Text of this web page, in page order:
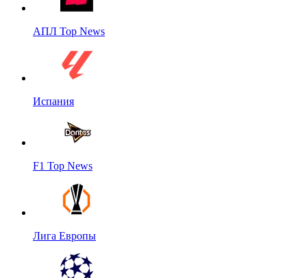
АПЛ Top News
Испания
F1 Top News
Лига Европы